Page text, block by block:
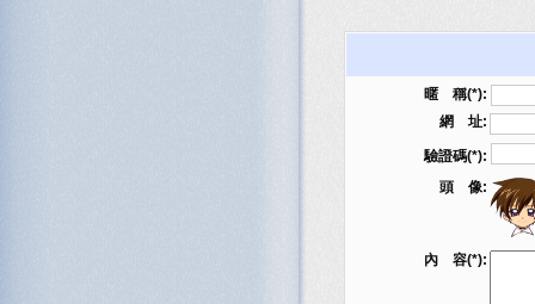
暱 稱(*):
網 址:
驗證碼(*):
頭 像:
內 容(*):